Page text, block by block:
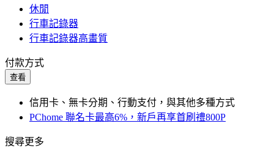
休閒
行車記錄器
行車記錄器高畫質
付款方式
查看
信用卡、無卡分期、行動支付，與其他多種方式
PChome 聯名卡最高6%，新戶再享首刷禮800P
搜尋更多